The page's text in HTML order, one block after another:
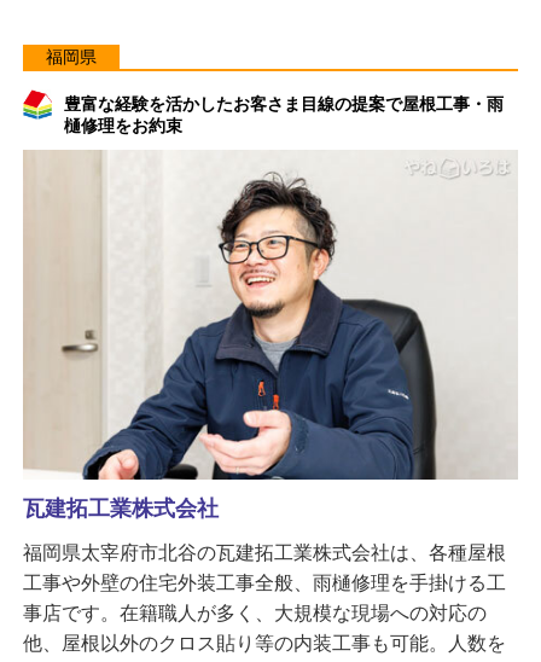
福岡県
豊富な経験を活かしたお客さま目線の提案で屋根工事・雨
樋修理をお約束
瓦建拓工業株式会社
福岡県太宰府市北谷の瓦建拓工業株式会社は、各種屋根
工事や外壁の住宅外装工事全般、雨樋修理を手掛ける工
事店です。在籍職人が多く、大規模な現場への対応の
他、屋根以外のクロス貼り等の内装工事も可能。人数を